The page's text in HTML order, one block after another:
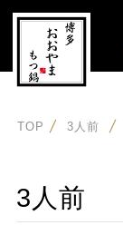
TOP 3人前
3人前